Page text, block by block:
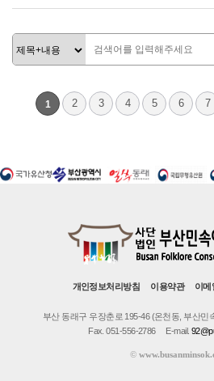
1 2 3 4 5 6 7
개인정보처리방침 이용약관 이메
부산 동래구 우장춘로 195-46 (온천동, 부산민
Fax. 051-556-2786
E-mail.
©